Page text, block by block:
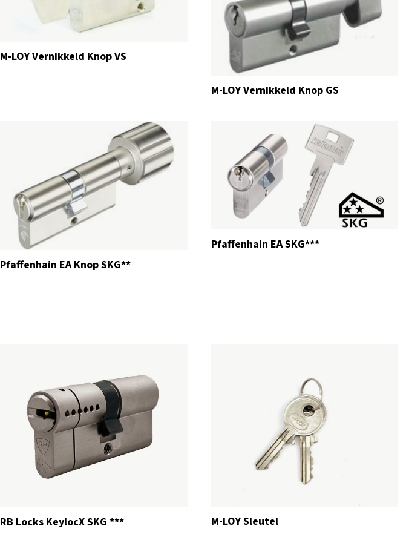
M-LOY Vernikkeld Knop VS
M-LOY Vernikkeld Knop GS
Pfaffenhain EA Knop SKG**
Pfaffenhain EA SKG***
RB Locks KeylocX SKG *** M-LOY Sleutel